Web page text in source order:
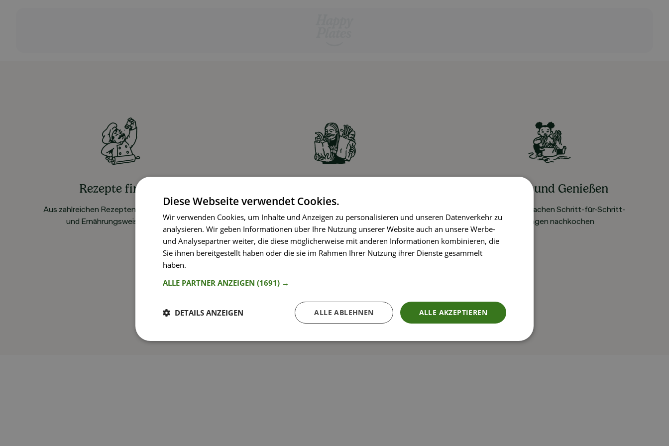
Rezepte finden
Aus zahlreichen Rezepten für alle Vorlieben
und Ernährungsweisen wählen
gewählten Rezepte ohne Aufpreis
Kochen und Genießen
Rezepte mit einfachen Schritt-für-Schritt-
Anleitungen nachkochen
Diese Webseite verwendet Cookies.
Wir verwenden Cookies, um Inhalte und Anzeigen zu personalisieren und unseren Datenverkehr zu
analysieren. Wir geben Informationen über Ihre Nutzung unserer Website auch an unsere Werbe-
und Analysepartner weiter, die diese möglicherweise mit anderen Informationen kombinieren, die
Sie ihnen bereitgestellt haben oder die sie im Rahmen Ihrer Nutzung ihrer Dienste gesammelt
haben.
ALLE PARTNER ANZEIGEN (1691) →
ALLE AKZEPTIEREN
ALLE ABLEHNEN
DETAILS ANZEIGEN